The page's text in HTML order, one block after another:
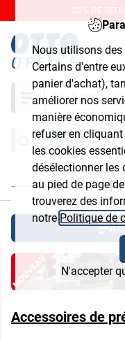
Nous utilisons des
Certains d'entre
panier d'achat),
améliorer nos
manière
refuser en
les cookies
désélectionner les
au pied de page
trouverez des
notre Politique de
N'accepter
20% DE
Chercher
Présentation
Accessoires de